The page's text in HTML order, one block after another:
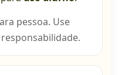
pessoa. Use
responsabilidade.